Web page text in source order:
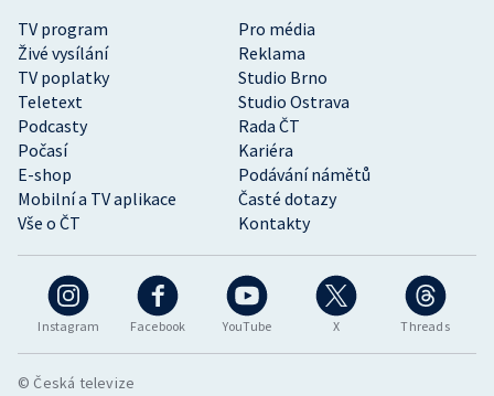
Instagram Facebook YouTube X Threads
TV program
Pro média
Živé vysílání
Reklama
TV poplatky
Studio Brno
Teletext
Studio Ostrava
Podcasty
Rada ČT
Počasí
Kariéra
E-shop
Podávání námětů
Mobilní a TV aplikace
Časté dotazy
Vše o ČT
Kontakty
© Česká televize